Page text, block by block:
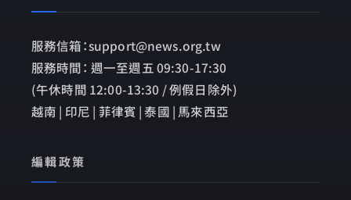
服務信箱：support@news.org.tw
服務時間： 週一至週五 09:30-17:30
(午休時間 12:00-13:30 / 例假日除外)
越南 | 印尼 | 菲律賓 | 泰國 | 馬來西亞
編輯政策